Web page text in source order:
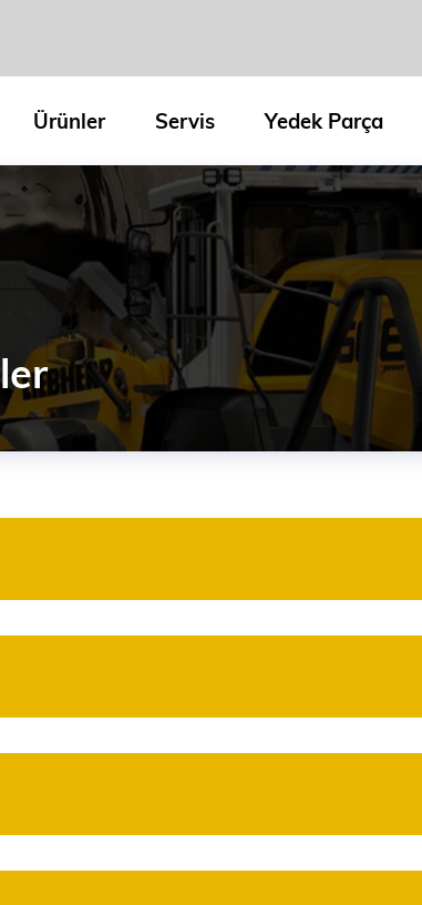
Ürünler Servis Yedek Parça